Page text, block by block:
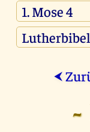
⮜
-